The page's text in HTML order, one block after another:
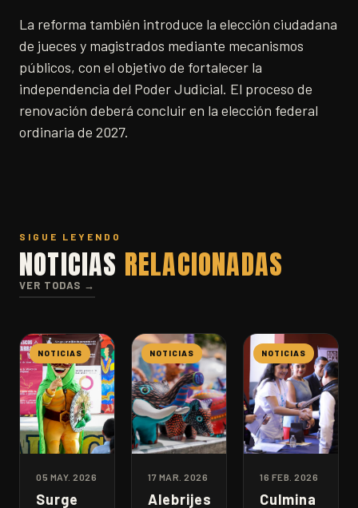
La reforma también introduce la elección ciudadana
de jueces y magistrados mediante mecanismos
públicos, con el objetivo de fortalecer la
independencia del Poder Judicial. El proceso de
renovación deberá concluir en la elección federal
ordinaria de 2027.
SIGUE LEYENDO
NOTICIAS RELACIONADAS
VER TODAS →
NOTICIAS
05 MAY. 2026
Surge
NOTICIAS
17 MAR. 2026
Alebrijes
NOTICIAS
16 FEB. 2026
Culmina